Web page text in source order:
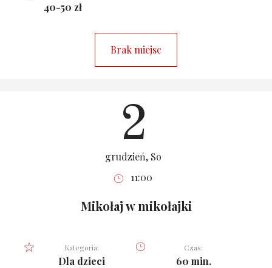
40-50 zł
Brak miejsc
2
grudzień, So
11:00
Mikołaj w mikołajki
Kategoria:
Dla dzieci
Czas:
60 min.